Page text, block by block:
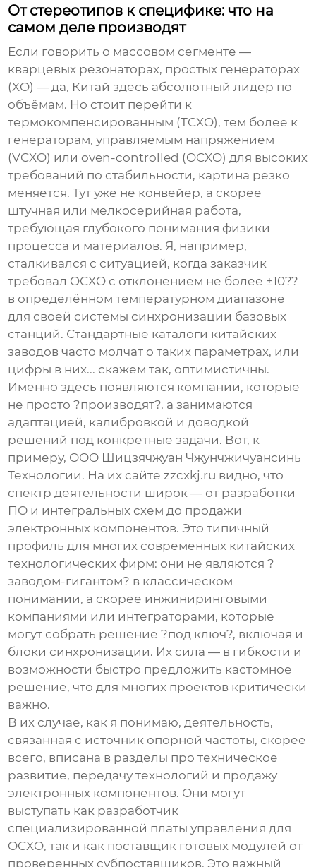
От стереотипов к специфике: что на
самом деле производят
Если говорить о массовом сегменте —
кварцевых резонаторах, простых генераторах
(XO) — да, Китай здесь абсолютный лидер по
объёмам. Но стоит перейти к
термокомпенсированным (TCXO), тем более к
генераторам, управляемым напряжением
(VCXO) или oven-controlled (OCXO) для высоких
требований по стабильности, картина резко
меняется. Тут уже не конвейер, а скорее
штучная или мелкосерийная работа,
требующая глубокого понимания физики
процесса и материалов. Я, например,
сталкивался с ситуацией, когда заказчик
требовал OCXO с отклонением не более ±10??
в определённом температурном диапазоне
для своей системы синхронизации базовых
станций. Стандартные каталоги китайских
заводов часто молчат о таких параметрах, или
цифры в них... скажем так, оптимистичны.
Именно здесь появляются компании, которые
не просто ?производят?, а занимаются
адаптацией, калибровкой и доводкой
решений под конкретные задачи. Вот, к
примеру, ООО Шицзячжуан Чжунчжичуансинь
Технологии. На их сайтеzzcxkj.ru видно, что
спектр деятельности широк — от разработки
ПО и интегральных схем до продажи
электронных компонентов. Это типичный
профиль для многих современных китайских
технологических фирм: они не являются ?
заводом-гигантом? в классическом
понимании, а скорее инжиниринговыми
компаниями или интеграторами, которые
могут собрать решение ?под ключ?, включая и
блоки синхронизации. Их сила — в гибкости и
возможности быстро предложить кастомное
решение, что для многих проектов критически
важно.
В их случае, как я понимаю, деятельность,
связанная с источник опорной частоты, скорее
всего, вписана в разделы про техническое
развитие, передачу технологий и продажу
электронных компонентов. Они могут
выступать как разработчик
специализированной платы управления для
OCXO, так и как поставщик готовых модулей от
проверенных субпоставщиков. Это важный